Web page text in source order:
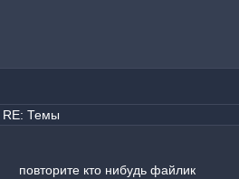
RE: Темы
повторите кто нибудь файлик